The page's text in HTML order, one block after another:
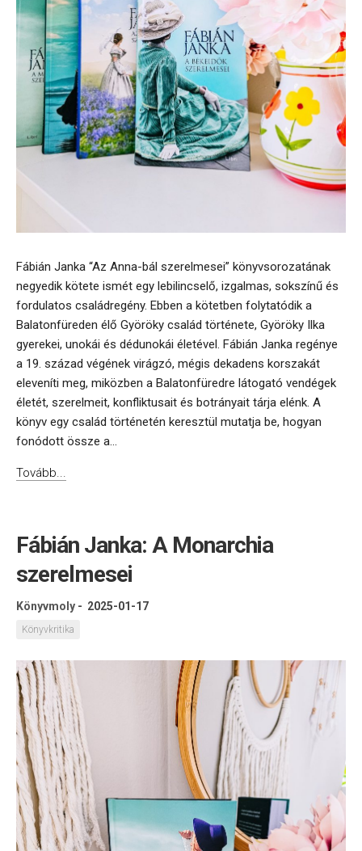
Fábián Janka “Az Anna-bál szerelmesei” könyvsorozatának
negyedik kötete ismét egy lebilincselő, izgalmas, sokszínű és
fordulatos családregény. Ebben a kötetben folytatódik a
Balatonfüreden élő Györöky család története, Györöky Ilka
gyerekei, unokái és dédunokái életével. Fábián Janka regénye
a 19. század végének virágzó, mégis dekadens korszakát
eleveníti meg, miközben a Balatonfüredre látogató vendégek
életét, szerelmeit, konfliktusait és botrányait tárja elénk. A
könyv egy család történetén keresztül mutatja be, hogyan
fonódott össze a...
Tovább...
Fábián Janka: A Monarchia
szerelmesei
Könyvmoly - 2025-01-17
Könyvkritika